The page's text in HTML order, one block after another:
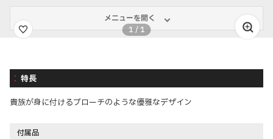
メニューを開く
1 /1
特長
貴族が身に付けるブローチのような優雅なデザイン
付属品